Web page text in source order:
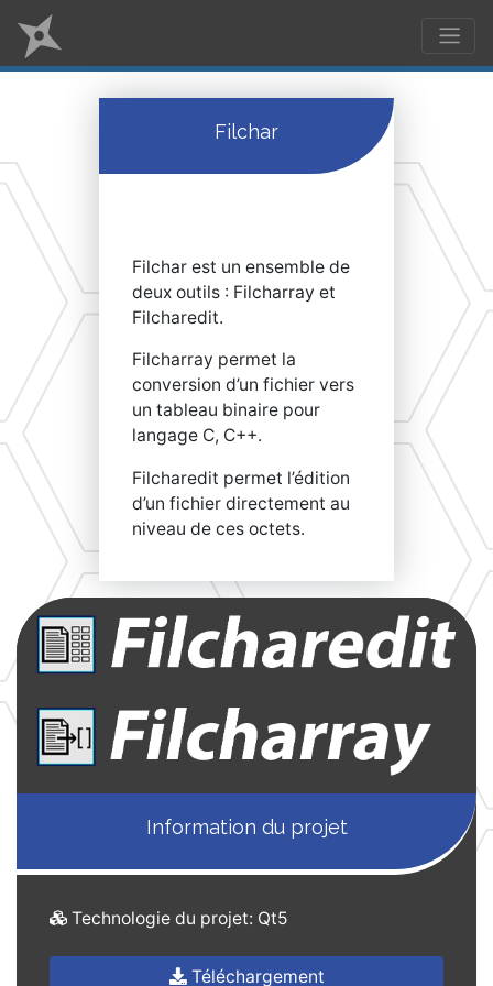
Filchar
Filchar est un ensemble de
deux outils : Filcharray et
Filcharedit.
Filcharray permet la
conversion d’un fichier vers
un tableau binaire pour
langage C, C++.
Filcharedit permet l’édition
d’un fichier directement au
niveau de ces octets.
Information du projet
Technologie du projet: Qt5
Téléchargement